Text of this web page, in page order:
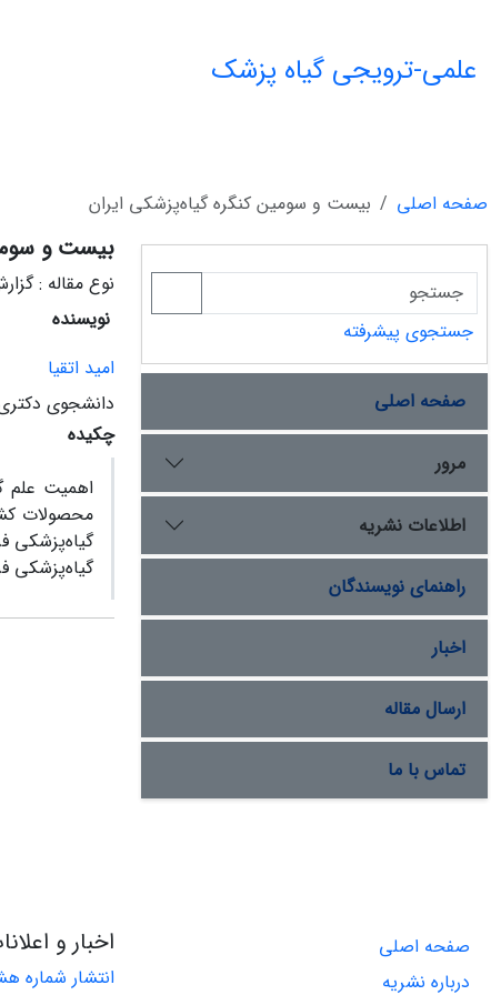
علمی-ترویجی گیاه پزشک
صفحه اصلی بیست و سومین کنگره گیاه‌پزشکی ایران
بیست و
نوع مقاله :
نویسنده
امید اتقیا
دانشجوی
چکیده
اهمیت علم
محصولات
گیاه‌پزشکی
گیاه‌پزشکی
جستجوی پیشرفته
صفحه اصلی
مرور
اطلاعات نشریه
راهنمای نویسندگان
اخبار
ارسال مقاله
تماس با ما
صفحه اصلی
درباره نشریه
اخبار و